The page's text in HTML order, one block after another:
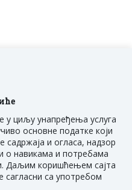
у циљу унапређења услуга
основне податке који
садржаја и огласа, надзор
о навикама и потребама
Даљим коришћењем сајта
сагласни са употребом
Трг Политика 1,